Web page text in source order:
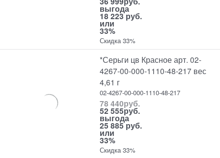
выгода
18 223 руб.
или
33%
Скидка 33%
*Серьги цв Красное арт. 02-
4267-00-000-1110-48-217 вес
4,61 г
02-4267-00-000-1110-48-217
78 440руб.
52 555руб.
выгода
25 885 руб.
или
33%
Скидка 33%